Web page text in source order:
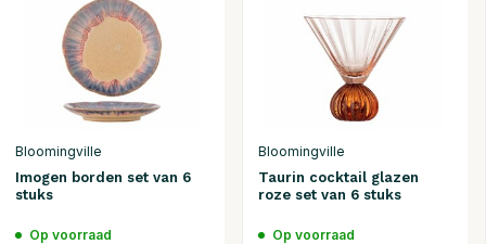
Bloomingville
Imogen borden set van 6
stuks
Op voorraad
Bloomingville
Taurin cocktail glazen
roze set van 6 stuks
Op voorraad